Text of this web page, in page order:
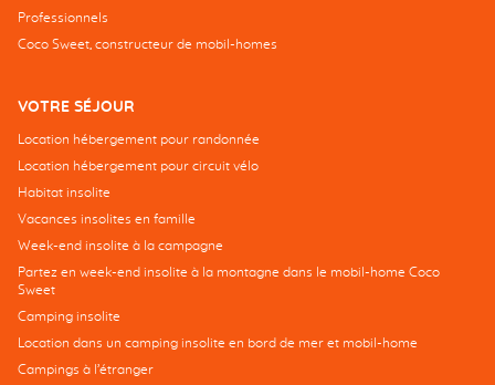
Professionnels
Coco Sweet, constructeur de mobil-homes
VOTRE SÉJOUR
Location hébergement pour randonnée
Location hébergement pour circuit vélo
Habitat insolite
Vacances insolites en famille
Week-end insolite à la campagne
Partez en week-end insolite à la montagne dans le mobil-home Coco
Sweet
Camping insolite
Location dans un camping insolite en bord de mer et mobil-home
Campings à l’étranger